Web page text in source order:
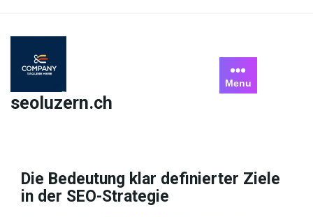
content
seoluzern.ch
Menu
Die Bedeutung klar definierter Ziele
in der SEO-Strategie